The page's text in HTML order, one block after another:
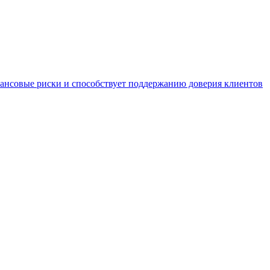
риски и способствует поддержанию доверия клиентов